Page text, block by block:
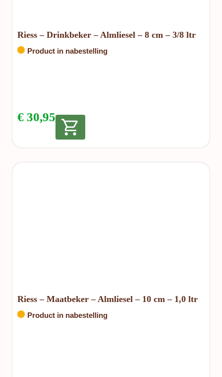
Riess – Drinkbeker – Almliesel – 8 cm – 3/8 ltr
Product in nabestelling
€ 30,95
Riess – Maatbeker – Almliesel – 10 cm – 1,0 ltr
Product in nabestelling